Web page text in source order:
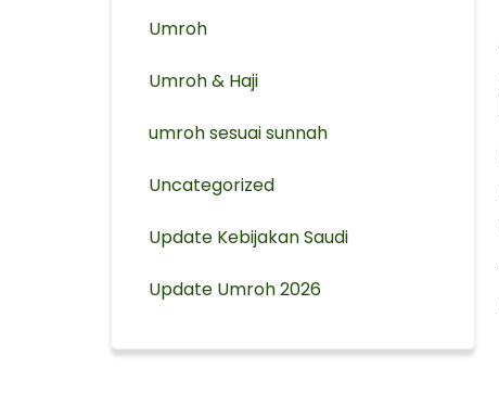
Umroh
Umroh & Haji
umroh sesuai sunnah
Uncategorized
Update Kebijakan Saudi
Update Umroh 2026